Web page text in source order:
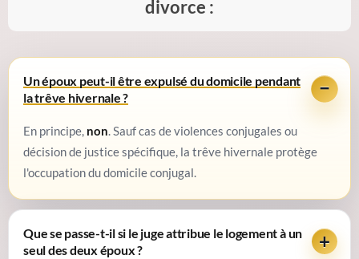
divorce :
Un époux peut-il être expulsé du domicile pendant
la trêve hivernale ?
En principe, non. Sauf cas de violences conjugales ou
décision de justice spécifique, la trêve hivernale protège
l'occupation du domicile conjugal.
Que se passe-t-il si le juge attribue le logement à un
seul des deux époux ?